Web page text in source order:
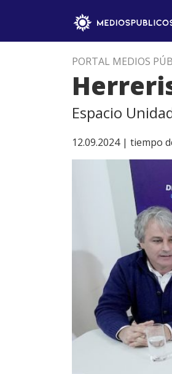
PORTAL MEDIOS
Espacio
12.09.2024 | tiempo